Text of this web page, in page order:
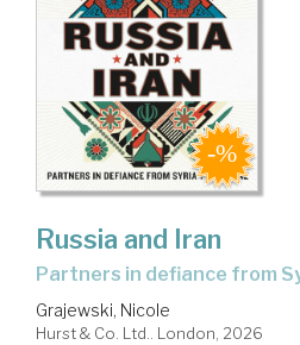
Russia and Iran
partners in defiance from
Grajewski, Nicole
Hurst & Co. Ltd.. London, 2026